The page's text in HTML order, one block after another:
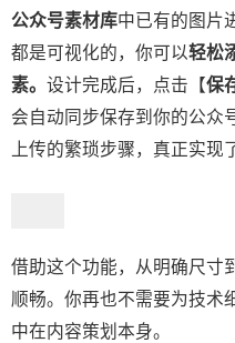
公众号素材库中已有的图片
都是可视化的，你可以轻松
素。 设计完成后，点击【保
会自动同步保存到你的公众
上传的繁琐步骤，真正实现
借助这个功能，从明确尺寸
顺畅。你再也不需要为技术
中在内容策划本身。